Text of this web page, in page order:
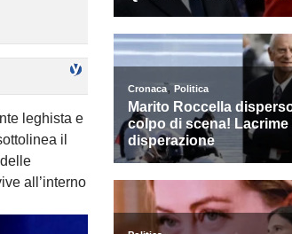
leghista e
il
all’interno